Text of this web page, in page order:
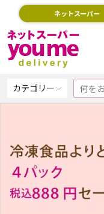
ネットスーパー
カテゴリー